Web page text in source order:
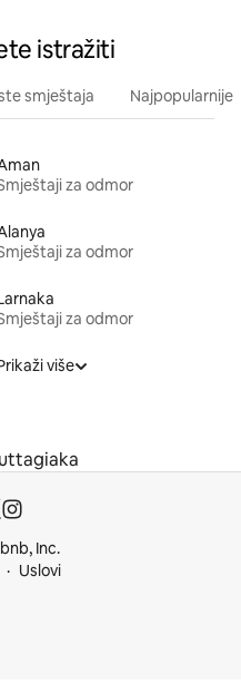
istražiti
smještaja Najpopularnije
za odmor
za odmor
za odmor
više
Inc.
Uslovi